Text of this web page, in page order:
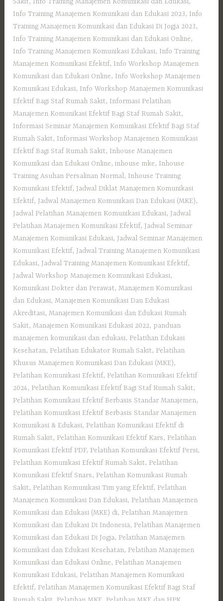
Info Training Manajemen Komunikasi dan Edukasi 2023, Info
Training Manajemen Komunikasi dan Edukasi Di Jogja 2023,
Info Training Manajemen Komunikasi dan Edukasi Online,
Info Training Manajemen Komunikasi Edukasi, Info Training
Manajemen Komunikasi Efektif, Info Workshop Manajemen
Komunikasi dan Edukasi Online, Info Workshop Manajemen
Komunikasi Edukasi, Info Workshop Manajemen Komunikasi
Efektif Bagi Staf Rumah Sakit, Informasi Pelatihan
Manajemen Komunikasi Efektif Bagi Staf Rumah Sakit,
Informasi Seminar Manajemen Komunikasi Efektif Bagi Staf
Rumah Sakit, Informasi Workshop Manajemen Komunikasi
Efektif Bagi Staf Rumah Sakit, Inhouse Manajemen
Komunikasi dan Edukasi Online,inhouse mke, Inhouse
Training Asuhan Persalinan Normal, Inhouse Training
Komunikasi Efektif, Jadwal Diklat Manajemen Komunikasi
Efektif, Jadwal Manajemen Komunikasi Dan Edukasi (MKE),
Jadwal Pelatihan Manajemen Komunikasi Edukasi, Jadwal
Pelatihan Manajemen Komunikasi Efektif, Jadwal Seminar
Manajemen Komunikasi Edukasi, Jadwal Seminar Manajemen
Komunikasi Efektif, Jadwal Training Manajemen Komunikasi
Edukasi, Jadwal Training Manajemen Komunikasi Efektif,
Jadwal Workshop Manajemen Komunikasi Edukasi,
Komunikasi Dokter dan Perawat,Manajemen Komunikasi
dan Edukasi,Manajemen Komunikasi Dan Edukasi
Akreditasi,Manajemen Komunikasi dan Edukasi Rumah
Sakit,Manajemen Komunikasi Edukasi 2022, panduan
manajemen komunikasi dan edukasi, Pelatihan Edukasi
Kesehatan, Pelatihan Edukator Rumah Sakit, Pelatihan
Khusus Manajemen Komunikasi Dan Edukasi (MKE),
Pelatihan Komunikasi Efektif, Pelatihan Komunikasi Efektif
2024, Pelatihan Komunikasi Efektif Bagi Staf Rumah Sakit,
Pelatihan Komunikasi Efektif Berbasis Standar Manajemen,
Pelatihan Komunikasi Efektif Berbasis Standar Manajemen
Komunikasi & Edukasi, Pelatihan Komunikasi Efektif di
Rumah Sakit, Pelatihan Komunikasi Efektif Kars, Pelatihan
Komunikasi Efektif PDF, Pelatihan Komunikasi Efektif Persi,
Pelatihan Komunikasi Efektif Rumah Sakit, Pelatihan
Komunikasi Efektif Snars, Pelatihan Komunikasi Rumah
Sakit, Pelatihan Komunikasi Tim yang Efektif, Pelatihan
Manajemen Komunikasi Dan Edukasi, Pelatihan Manajemen
Komunikasi dan Edukasi (MKE) di, Pelatihan Manajemen
Komunikasi dan Edukasi Di Indonesia, Pelatihan Manajemen
Komunikasi dan Edukasi Di Jogja, Pelatihan Manajemen
Komunikasi dan Edukasi Kesehatan, Pelatihan Manajemen
Komunikasi dan Edukasi Online, Pelatihan Manajemen
Komunikasi Edukasi, Pelatihan Manajemen Komunikasi
Efektif, Pelatihan Manajemen Komunikasi Efektif Bagi Staf